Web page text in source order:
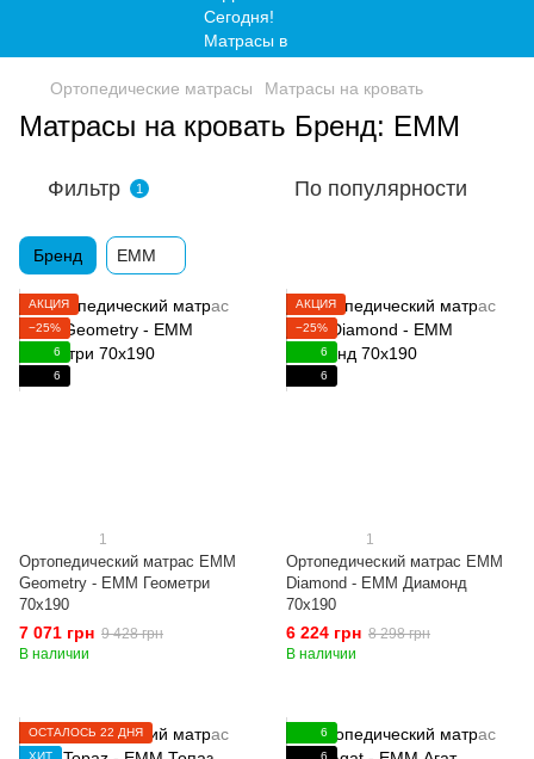
Ортопедические матрасы Матрасы на кровать
Матрасы на кровать Бренд: EMM
Фильтр 1 По популярности
Бренд EMM
АКЦИЯ
−25%
6
6
1
Ортопедический матрас EMM
Geometry - ЕММ Геометри
70x190
7 071 грн 9 428 грн
В наличии
АКЦИЯ
−25%
6
6
1
Ортопедический матрас EMM
Diamond - ЕММ Диамонд
70x190
6 224 грн 8 298 грн
В наличии
ОСТАЛОСЬ 22 ДНЯ
ХИТ
6
6